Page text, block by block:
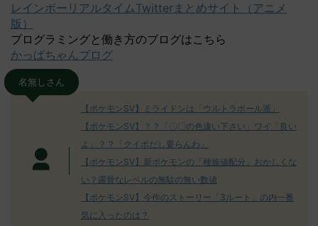
レインボーリアルタイムTwitterまとめサイト（アニメ
版）
プログラミングと働き方のブログはこちら
かっぱちゃんブログ
名無しさん
【ポケモンSV】ミライドンは「ウルトラボール派」
【ポケモンSV】？？「〇〇の色違い下さい」ワイ「良い
よ」？？「クイボだし要らんわ」
【ポケモンSV】新ポケモンの「種族値配分」おかしくな
い？露骨なレベルの無駄の無い数値
【ポケモンSV】今作のストーリー「3ルート」の内一番
気に入ったのは？